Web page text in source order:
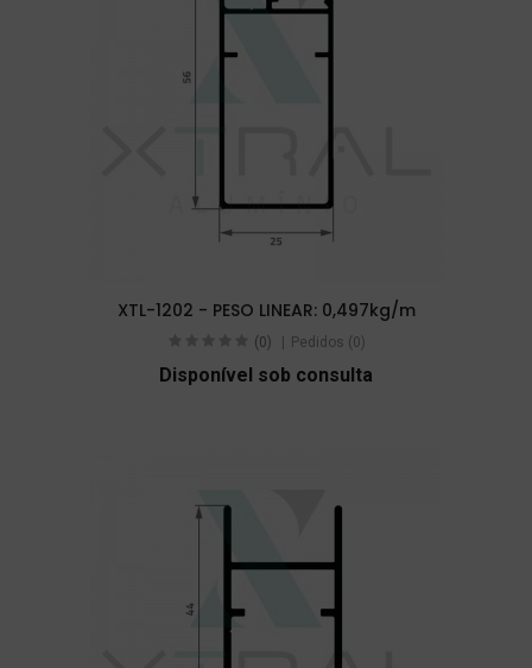
XTL-1202 - PESO LINEAR: 0,497kg/m
(0) Pedidos (0)
Disponível sob consulta